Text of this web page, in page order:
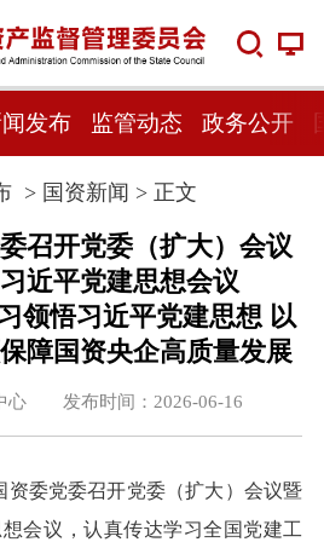
发布 监管动态 政务公开
> 国资新闻 > 正文
召开党委（扩大）会议
近平党建思想会议
领悟习近平党建思想 以
障国资央企高质量发展
心 发布时间：2026-06-16
资委党委召开党委（扩大）会议暨
会议，认真传达学习全国党建工